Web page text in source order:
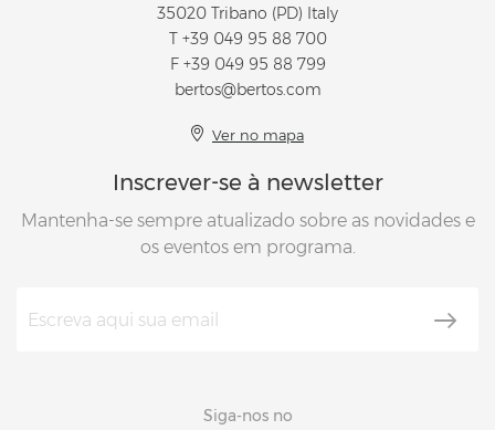
35020 Tribano (PD) Italy
T +39 049 95 88 700
F +39 049 95 88 799
bertos@bertos.com
Ver no mapa
Inscrever-se à newsletter
Mantenha-se sempre atualizado sobre as novidades e
os eventos em programa.
Siga-nos no